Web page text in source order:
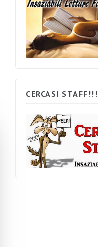
CERCASI STAFF!!!